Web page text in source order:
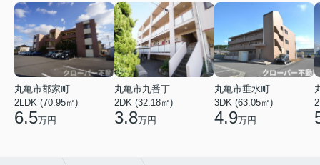
丸亀市郡家町
2LDK (70.95㎡)
6.5万円
丸亀市九番丁
2DK (32.18㎡)
3.8万円
丸亀市垂水町
3DK (63.05㎡)
4.9万円